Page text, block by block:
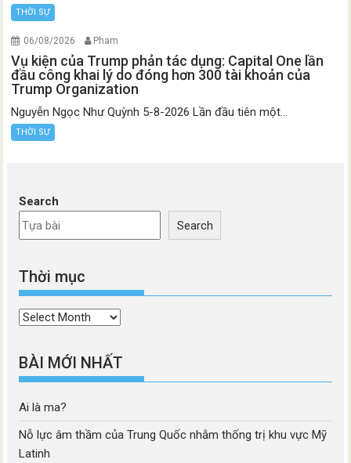
THỜI SỰ
06/08/2026 Pham
Vụ kiện của Trump phản tác dụng: Capital One lần
đầu công khai lý do đóng hơn 300 tài khoản của
Trump Organization
Nguyễn Ngọc Như Quỳnh 5-8-2026 Lần đầu tiên một...
THỜI SỰ
Search
Search
Thời mục
Thời
BÀI MỚI NHẤT
Ai là ma?
Nỗ lực âm thầm của Trung Quốc nhằm thống trị khu vực Mỹ
Latinh